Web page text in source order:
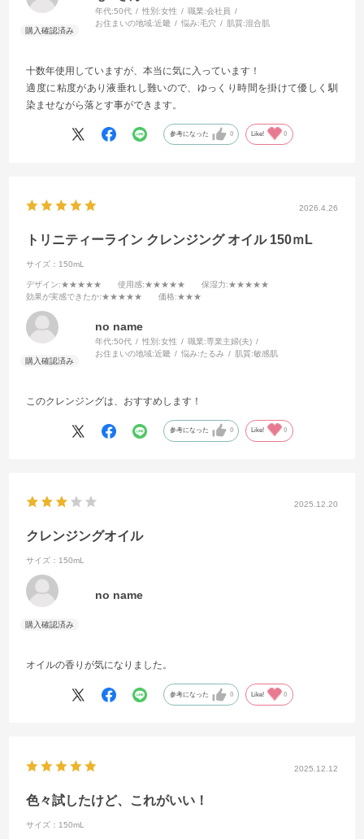
年代:50代 性別:女性 職業:会社員
お住まいの地域:近畿 悩み:毛穴 肌質:混合肌
十数年使用していますが、本当に気に入っています！
適度に粘度があり液垂れし難いので、ゆっくり時間を掛けて優しく馴
染ませながら落とす事ができます。
参考になった 0 Like! 0
2026.4.26
トリニティーライン クレンジング オイル 150ｍL
サイズ：150mL
デザイン:★★★★★ 使用感:★★★★★ 保湿力:★★★★★
効果が実感できたか:★★★★★ 価格:★★★
no name
年代:50代 性別:女性 職業:専業主婦(夫)
お住まいの地域:近畿 悩み:たるみ 肌質:敏感肌
このクレンジングは、おすすめします！
参考になった 0 Like! 0
2025.12.20
クレンジングオイル
サイズ：150mL
no name
オイルの香りが気になりました。
参考になった 0 Like! 0
2025.12.12
色々試したけど、これがいい！
サイズ：150mL